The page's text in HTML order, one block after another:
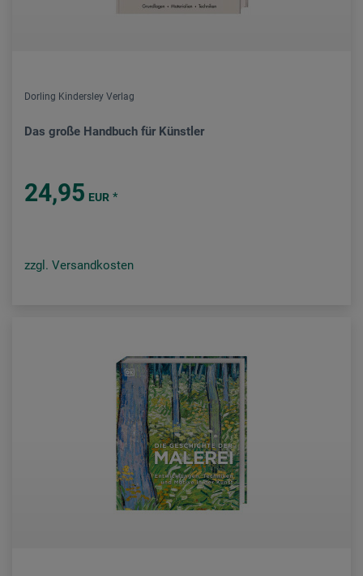
Dorling Kindersley Verlag
Das große Handbuch für Künstler
24,95 EUR *
zzgl. Versandkosten